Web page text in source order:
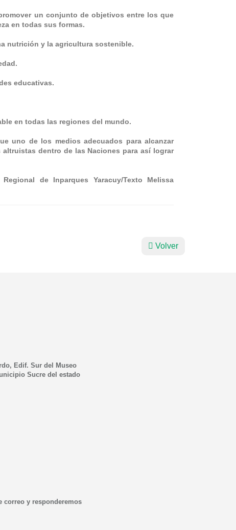
un conjunto de objetivos entre los que
en todas sus formas.
nutrición y la agricultura sostenible.
educativas.
en todas las regiones del mundo.
uno de los medios adecuados para alcanzar
dentro de las Naciones para así lograr
de Inparques Yaracuy/Texto Melissa
Volver
Edif. Sur del Museo
Sucre del estado
correo y responderemos